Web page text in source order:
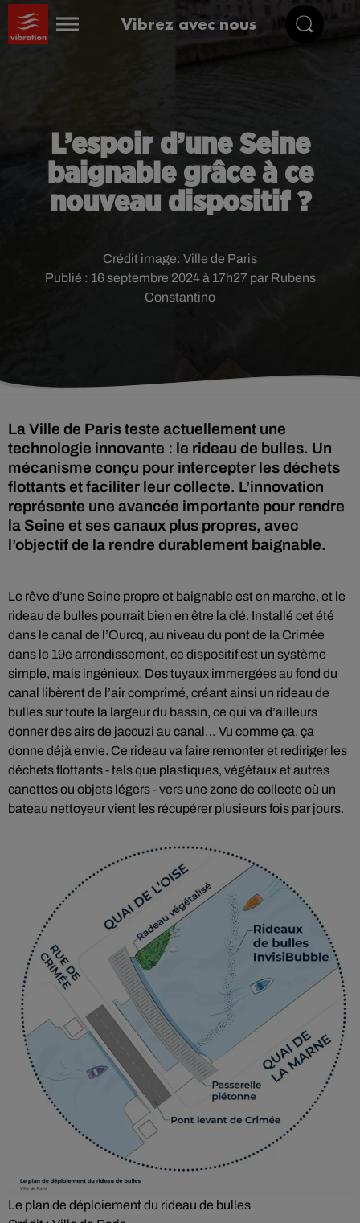
Vibrez avec nous
L’espoir d’une Seine
baignable grâce à ce
nouveau dispositif ?
Publié : 16 septembre 2024 à 17h27 par Rubens
Constantino
Crédit image: Ville de Paris
La Ville de Paris teste actuellement une
technologie innovante : le rideau de bulles. Un
mécanisme conçu pour intercepter les déchets
flottants et faciliter leur collecte. L’innovation
représente une avancée importante pour rendre
la Seine et ses canaux plus propres, avec
l’objectif de la rendre durablement baignable.
Le rêve d’une Seine propre et baignable est en marche, et le
rideau de bulles pourrait bien en être la clé. Installé cet été
dans le canal de l’Ourcq, au niveau du pont de la Crimée
dans le 19e arrondissement, ce dispositif est un système
simple, mais ingénieux. Des tuyaux immergées au fond du
canal libèrent de l’air comprimé, créant ainsi un rideau de
bulles sur toute la largeur du bassin, ce qui va d’ailleurs
donner des airs de jaccuzi au canal… Vu comme ça, ça
donne déjà envie. Ce rideau va faire remonter et rediriger les
déchets flottants - tels que plastiques, végétaux et autres
canettes ou objets légers - vers une zone de collecte où un
bateau nettoyeur vient les récupérer plusieurs fois par jours.
Le plan de déploiement du rideau de bulles